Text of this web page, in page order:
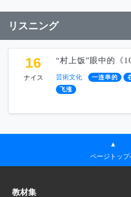
リスニング
16
ナイス
“村上饭”眼中的《
芸術文化 一连串的
飞涨
▲
ページトップ
教材集